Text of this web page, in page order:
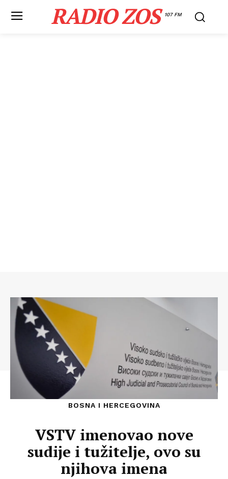
RADIO ZOS 107 FM
BOSNA I HERCEGOVINA
VSTV imenovao nove
sudije i tužitelje, ovo su
njihova imena